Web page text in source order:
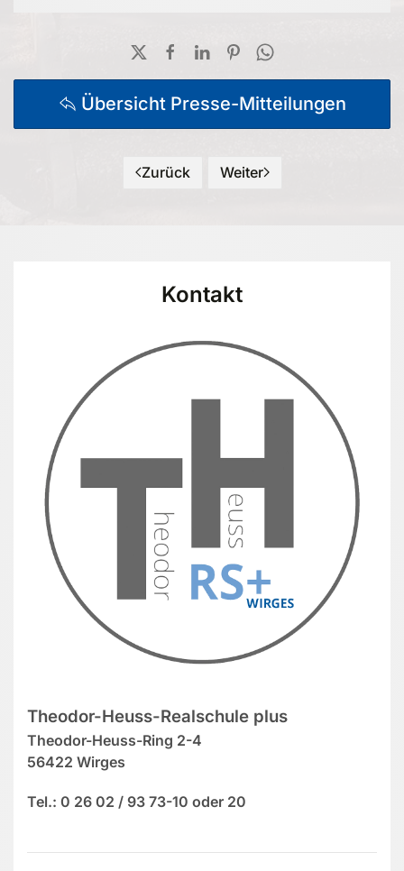
Übersicht Presse-Mitteilungen
Zurück Weiter
Kontakt
Theodor-Heuss-Realschule plus
Theodor-Heuss-Ring 2-4
56422 Wirges
Tel.: 0 26 02 / 93 73-10 oder 20